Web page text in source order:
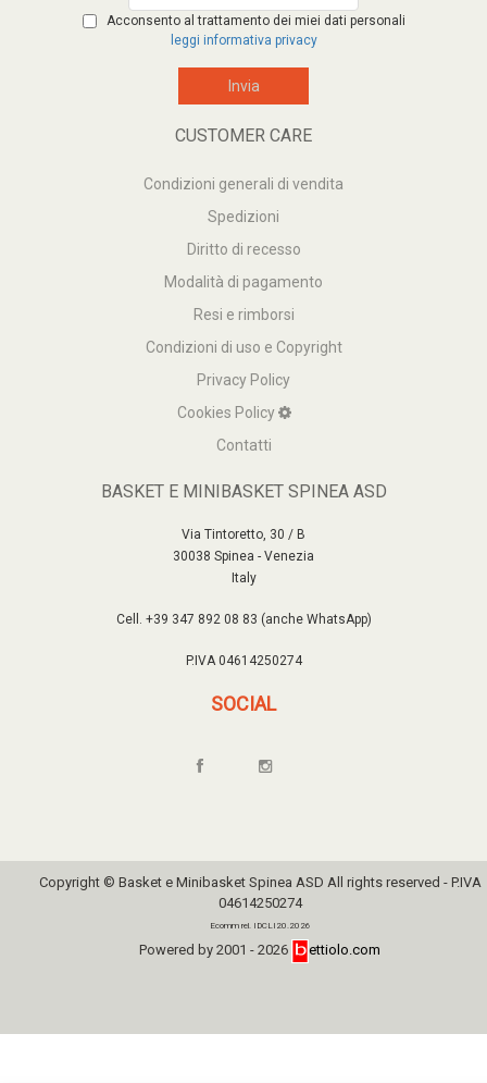
Acconsento al trattamento dei miei dati personali
leggi informativa privacy
CUSTOMER CARE
Condizioni generali di vendita
Spedizioni
Diritto di recesso
Modalità di pagamento
Resi e rimborsi
Condizioni di uso e Copyright
Privacy Policy
Cookies Policy
Contatti
BASKET E MINIBASKET SPINEA ASD
Via Tintoretto, 30 / B
30038 Spinea - Venezia
Italy
Cell. +39 347 892 08 83 (anche WhatsApp)
P.IVA 04614250274
SOCIAL
Copyright © Basket e Minibasket Spinea ASD All rights reserved - P.IVA
04614250274
Ecomm rel. IDCLI20.2026
Powered by 2001 - 2026 ettiolo.com